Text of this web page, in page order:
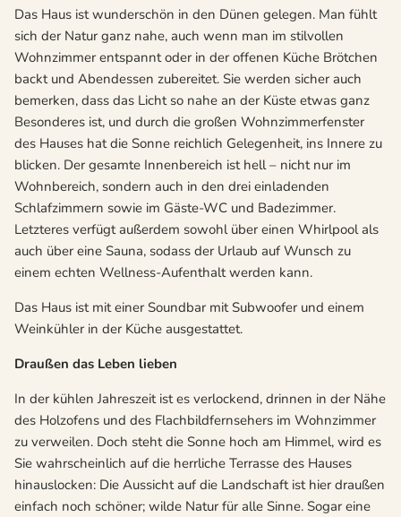
Das Haus ist wunderschön in den Dünen gelegen. Man fühlt
sich der Natur ganz nahe, auch wenn man im stilvollen
Wohnzimmer entspannt oder in der offenen Küche Brötchen
backt und Abendessen zubereitet. Sie werden sicher auch
bemerken, dass das Licht so nahe an der Küste etwas ganz
Besonderes ist, und durch die großen Wohnzimmerfenster
des Hauses hat die Sonne reichlich Gelegenheit, ins Innere zu
blicken. Der gesamte Innenbereich ist hell – nicht nur im
Wohnbereich, sondern auch in den drei einladenden
Schlafzimmern sowie im Gäste-WC und Badezimmer.
Letzteres verfügt außerdem sowohl über einen Whirlpool als
auch über eine Sauna, sodass der Urlaub auf Wunsch zu
einem echten Wellness-Aufenthalt werden kann.
Das Haus ist mit einer Soundbar mit Subwoofer und einem
Weinkühler in der Küche ausgestattet.
Draußen das Leben lieben
In der kühlen Jahreszeit ist es verlockend, drinnen in der Nähe
des Holzofens und des Flachbildfernsehers im Wohnzimmer
zu verweilen. Doch steht die Sonne hoch am Himmel, wird es
Sie wahrscheinlich auf die herrliche Terrasse des Hauses
hinauslocken: Die Aussicht auf die Landschaft ist hier draußen
einfach noch schöner; wilde Natur für alle Sinne. Sogar eine